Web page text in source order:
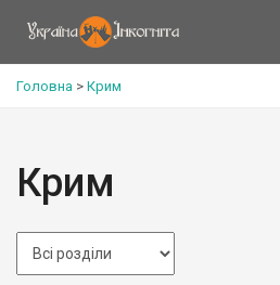
Головна > Крим
Крим